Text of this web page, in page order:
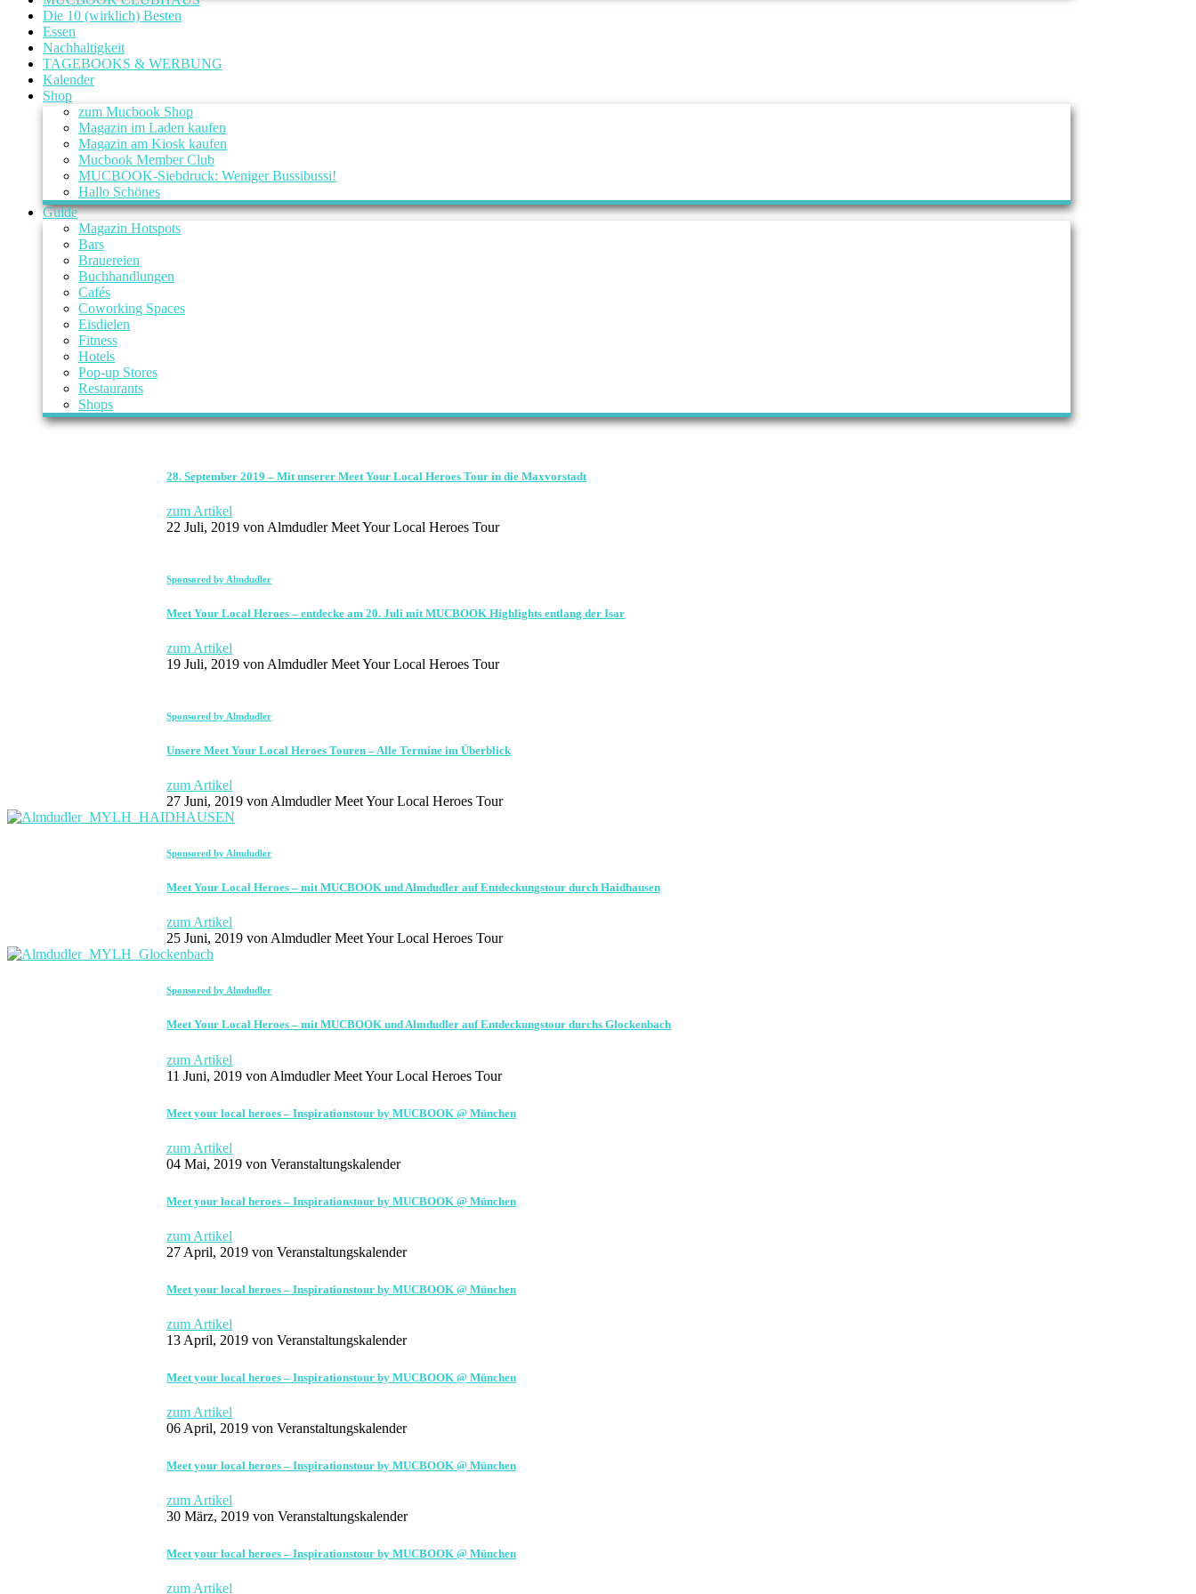
Die 10 (wirklich) Besten
Essen
Nachhaltigkeit
TAGEBOOKS & WERBUNG
Kalender
Shop
zum Mucbook Shop
Magazin im Laden kaufen
Magazin am Kiosk kaufen
Mucbook Member Club
MUCBOOK-Siebdruck: Weniger Bussibussi!
Hallo Schönes
Guide
Magazin Hotspots
Bars
Brauereien
Buchhandlungen
Cafés
Coworking Spaces
Eisdielen
Fitness
Hotels
Pop-up Stores
Restaurants
Shops
28. September 2019 – Mit unserer Meet Your Local Heroes Tour in die Maxvorstadt
zum Artikel
22 Juli, 2019 von Almdudler Meet Your Local Heroes Tour
Sponsored by Almdudler
Meet Your Local Heroes – entdecke am 20. Juli mit MUCBOOK Highlights entlang der Isar
zum Artikel
19 Juli, 2019 von Almdudler Meet Your Local Heroes Tour
Sponsored by Almdudler
Unsere Meet Your Local Heroes Touren – Alle Termine im Überblick
zum Artikel
27 Juni, 2019 von Almdudler Meet Your Local Heroes Tour
Sponsored by Almdudler
Meet Your Local Heroes – mit MUCBOOK und Almdudler auf Entdeckungstour durch Haidhausen
zum Artikel
25 Juni, 2019 von Almdudler Meet Your Local Heroes Tour
Sponsored by Almdudler
Meet Your Local Heroes – mit MUCBOOK und Almdudler auf Entdeckungstour durchs Glockenbach
zum Artikel
11 Juni, 2019 von Almdudler Meet Your Local Heroes Tour
Meet your local heroes – Inspirationstour by MUCBOOK @ München
zum Artikel
04 Mai, 2019 von Veranstaltungskalender
Meet your local heroes – Inspirationstour by MUCBOOK @ München
zum Artikel
27 April, 2019 von Veranstaltungskalender
Meet your local heroes – Inspirationstour by MUCBOOK @ München
zum Artikel
13 April, 2019 von Veranstaltungskalender
Meet your local heroes – Inspirationstour by MUCBOOK @ München
zum Artikel
06 April, 2019 von Veranstaltungskalender
Meet your local heroes – Inspirationstour by MUCBOOK @ München
zum Artikel
30 März, 2019 von Veranstaltungskalender
Meet your local heroes – Inspirationstour by MUCBOOK @ München
zum Artikel